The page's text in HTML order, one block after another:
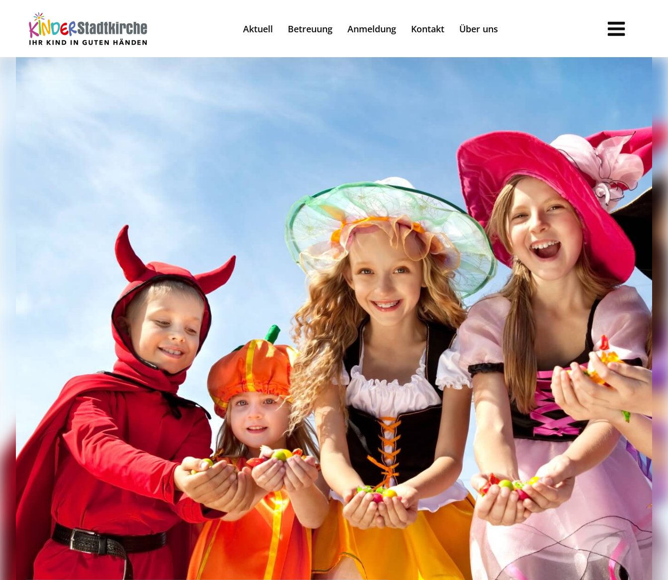
Aktuell Betreuung Anmeldung Kontakt Über uns
Resilienztrainings
Kinderschutz
Gymnasien
Max- Planck- Gymnasium
Grundschulen
Grundschule Bulach
Gutenbergschule
Grundschule Hagsfeld
Heinz-Barth-Schule Grünwettersbach
Grundschule am Rennbuckel
Grundschule Stupferich
Südschule Neureut
Horte
Hort an der Waldschule Neureut
Richard-Eck-Schülerhort
Hort an der Schule im Lustgarten
Hohenwettersbach
Ferienbetreuung
Herbstferien 2025
Faschingsferien 2026
Osterferien 2026
Pfingstferien 2026
Sommerferien 2026
Ferienbetreuung
Ferienbetreuung Jakobusschule
AGB /
Vertragsbedingungen
Kontakt
Impressum
Bildnachweis
Datenschutz